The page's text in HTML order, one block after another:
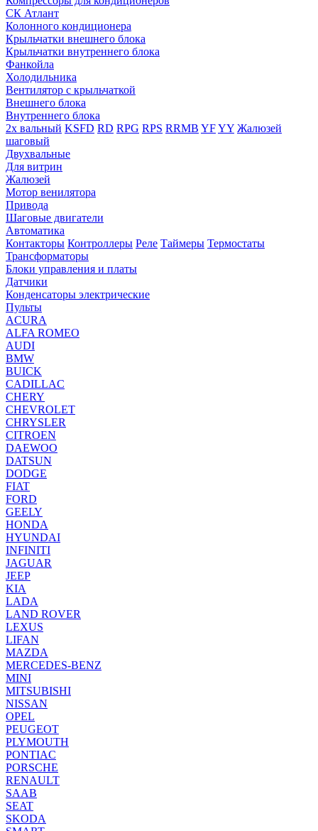
СК Атлант
Колонного кондиционера
Крыльчатки внешнего блока
Крыльчатки внутреннего блока
Фанкойла
Холодильника
Вентилятор с крыльчаткой
Внешнего блока
Внутреннего блока
2х вальный KSFD RD RPG RPS RRMB YFYY Жалюзей
шаговый
Двухвальные
Для витрин
Жалюзей
Мотор венилятора
Привода
Шаговые двигатели
Автоматика
Контакторы Контроллеры Реле Таймеры Термостаты
Трансформаторы
Блоки управления и платы
Датчики
Конденсаторы электрические
Пульты
ACURA
ALFA ROMEO
AUDI
BMW
BUICK
CADILLAC
CHERY
CHEVROLET
CHRYSLER
CITROEN
DAEWOO
DATSUN
DODGE
FIAT
FORD
GEELY
HONDA
HYUNDAI
INFINITI
JAGUAR
JEEP
KIA
LADA
LAND ROVER
LEXUS
LIFAN
MAZDA
MERCEDES-BENZ
MINI
MITSUBISHI
NISSAN
OPEL
PEUGEOT
PLYMOUTH
PONTIAC
PORSCHE
RENAULT
SAAB
SEAT
SKODA